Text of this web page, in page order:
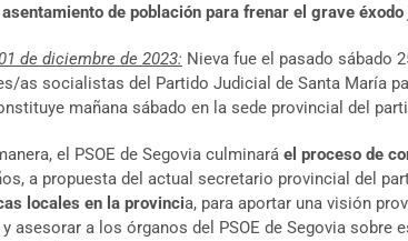
de población para frenar el grave
de diciembre de 2023: Nieva fue el pasado sábado
as socialistas del Partido Judicial de Santa María
mañana sábado en la sede provincial del
el PSOE de Segovia culminará el proceso de
a propuesta del actual secretario provincial del
locales en la provincia, para aportar una visión
y asesorar a los órganos del PSOE de Segovia